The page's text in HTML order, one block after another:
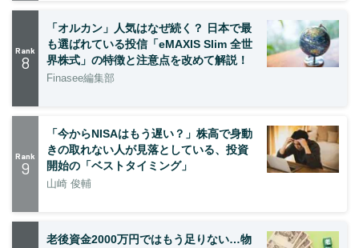
Rank
8
「オルカン」人気はなぜ続く？ 日本で最
も選ばれている投信「eMAXIS Slim 全世
界株式」の特徴と注意点を改めて解説！
Finasee編集部
Rank
9
「今からNISAはもう遅い？」株高で身動
きの取れない人が見落としている、投資
開始の「ベストタイミング」
山崎 俊輔
老後資金2000万円ではもう足りない…物